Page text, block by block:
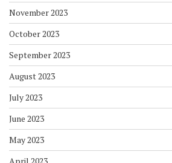
November 2023
October 2023
September 2023
August 2023
July 2023
June 2023
May 2023